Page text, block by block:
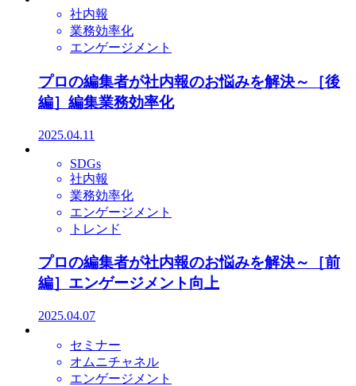
社内報
業務効率化
エンゲージメント
プロの編集者が社内報のお悩みを解決～［後
編］編集業務効率化
2025.04.11
SDGs
社内報
業務効率化
エンゲージメント
トレンド
プロの編集者が社内報のお悩みを解決～［前
編］エンゲージメント向上
2025.04.07
セミナー
オムニチャネル
エンゲージメント